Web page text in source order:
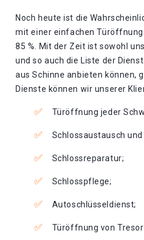
Noch heute ist die
mit einer einfachen
85 %. Mit der Zeit ist sowohl
und so auch die Liste der
aus Schinne anbieten können,
Dienste können wir unserer
Türöffnung jeder
Schlossaustausch
Schlossreparatur;
Schlosspflege;
Autoschlüsseldienst;
Türöffnung von